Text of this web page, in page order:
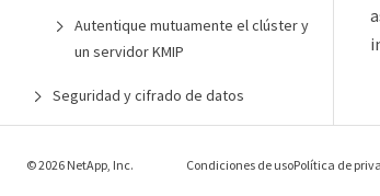
Autentique mutuamente el clúster y
un servidor KMIP
Seguridad y cifrado de datos
ante desastres
© 2026 NetApp, Inc. Condiciones de usoPolítica de